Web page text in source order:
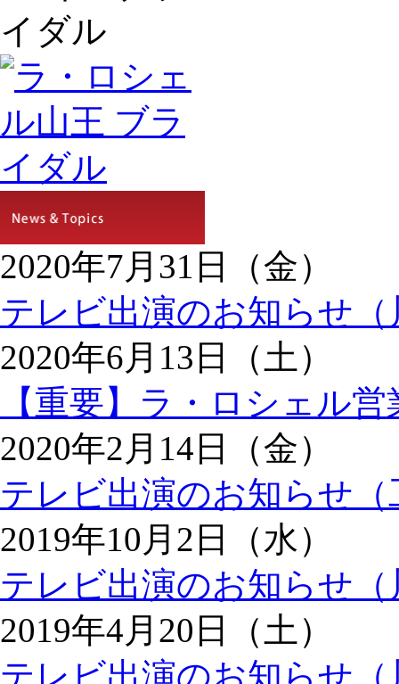
2020年7月31日（金）
テレビ出演のお知らせ
2020年6月13日（土）
【重要】ラ・ロシェル
2020年2月14日（金）
テレビ出演のお知らせ
2019年10月2日（水）
テレビ出演のお知らせ
2019年4月20日（土）
テレビ出演のお知らせ